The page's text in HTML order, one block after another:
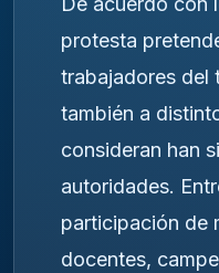
protesta
trabajadores del
también a
consideran han
autoridades.
participación de
docentes,